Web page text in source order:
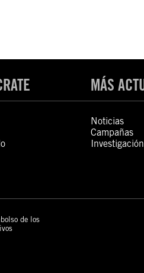
MÁS
Noticias
Campañas
Investigación
de los